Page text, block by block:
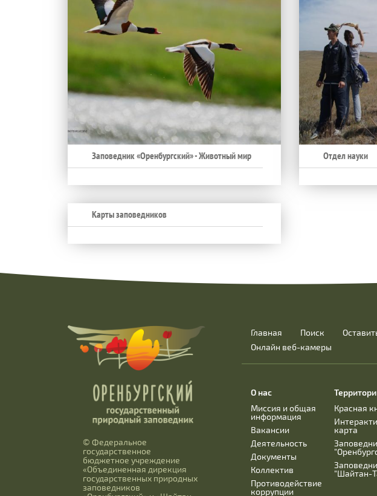
Заповедник «Оренбургский» - Животный мир Отдел науки
Карты заповедников
© Федеральное
государственное
бюджетное учреждение
«Объединенная дирекция
государственных природных
заповедников
Главная Поиск
Онлайн веб-камеры
О нас
Миссия и общая
информация
Вакансии
Деятельность
Документы
Коллектив
Противодействие
коррупции
Красная
карта
"Шайтан-